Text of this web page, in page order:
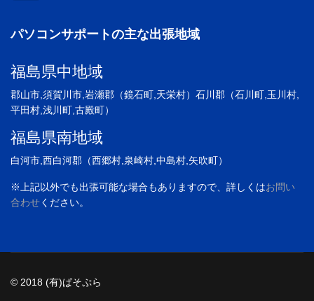
パソコンサポートの主な出張地域
福島県中地域
郡山市,須賀川市,岩瀬郡（鏡石町,天栄村）石川郡（石川町,玉川村,
平田村,浅川町,古殿町）
福島県南地域
白河市,西白河郡（西郷村,泉崎村,中島村,矢吹町）
※上記以外でも出張可能な場合もありますので、詳しくはお問い
合わせください。
© 2018 (有)ぱそぷら